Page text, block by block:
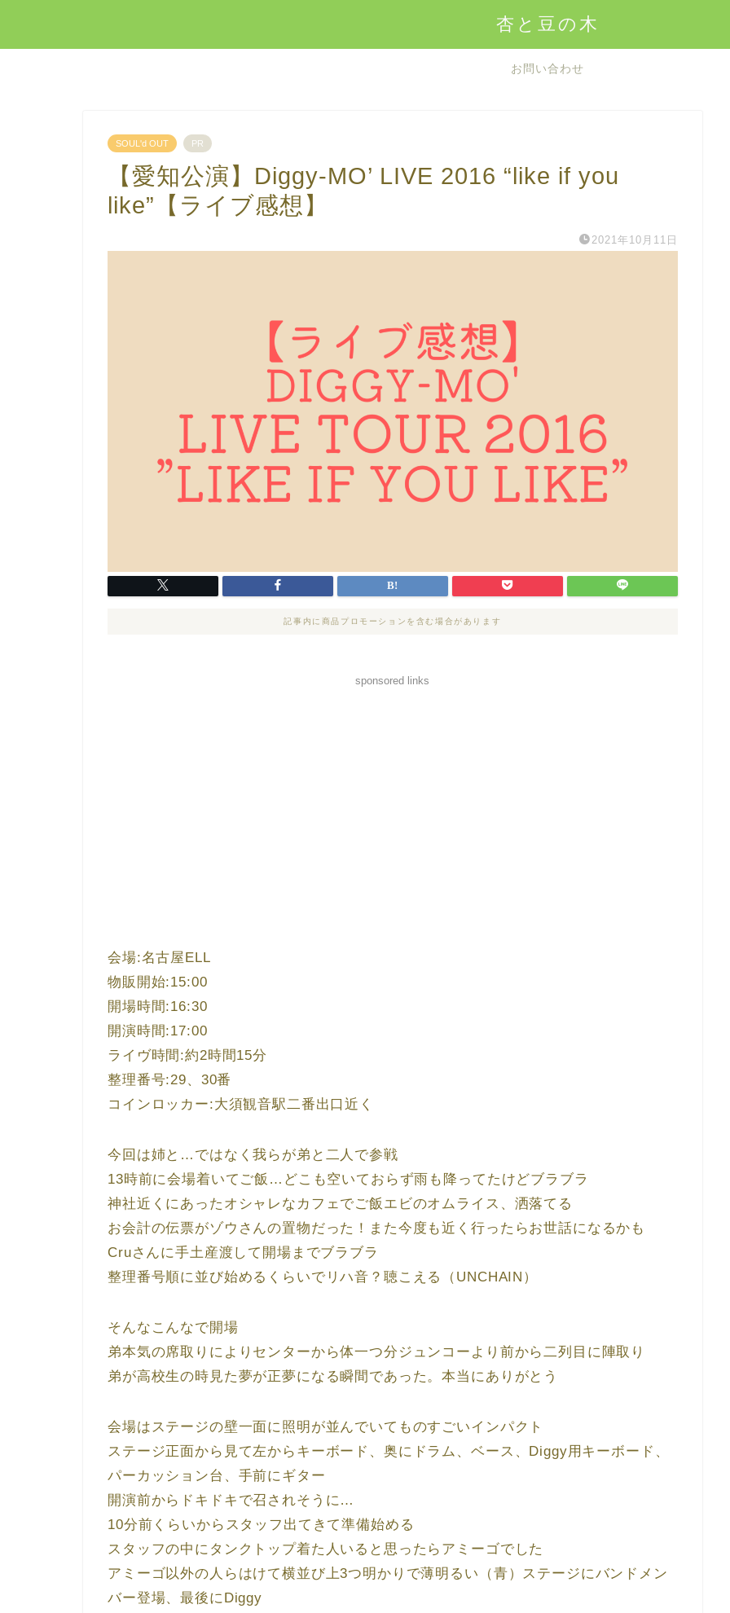
杏と豆の木
お問い合わせ
SOUL'd OUT PR
【愛知公演】Diggy-MO’ LIVE 2016 “like if you
like”【ライブ感想】
2021年10月11日
記事内に商品プロモーションを含む場合があります
sponsored links
会場:名古屋ELL
物販開始:15:00
開場時間:16:30
開演時間:17:00
ライヴ時間:約2時間15分
整理番号:29、30番
コインロッカー:大須観音駅二番出口近く
今回は姉と…ではなく我らが弟と二人で参戦
13時前に会場着いてご飯…どこも空いておらず雨も降ってたけどブラブラ
神社近くにあったオシャレなカフェでご飯エビのオムライス、洒落てる
お会計の伝票がゾウさんの置物だった！また今度も近く行ったらお世話になるかも
Cruさんに手土産渡して開場までブラブラ
整理番号順に並び始めるくらいでリハ音？聴こえる（UNCHAIN）
そんなこんなで開場
弟本気の席取りによりセンターから体一つ分ジュンコーより前から二列目に陣取り
弟が高校生の時見た夢が正夢になる瞬間であった。本当にありがとう
会場はステージの壁一面に照明が並んでいてものすごいインパクト
ステージ正面から見て左からキーボード、奥にドラム、ベース、Diggy用キーボード、
パーカッション台、手前にギター
開演前からドキドキで召されそうに…
10分前くらいからスタッフ出てきて準備始める
スタッフの中にタンクトップ着た人いると思ったらアミーゴでした
アミーゴ以外の人らはけて横並び上3つ明かりで薄明るい（青）ステージにバンドメン
バー登場、最後にDiggy